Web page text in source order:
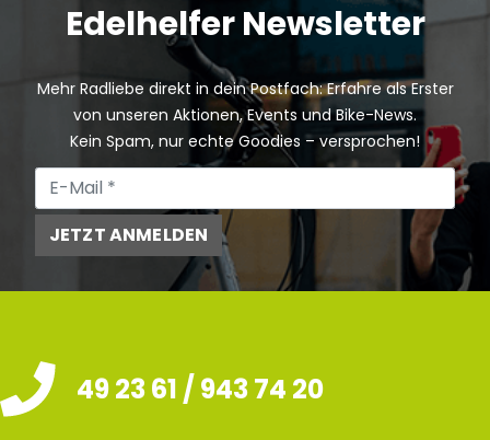
Edelhelfer Newsletter
Mehr Radliebe direkt in dein Postfach: Erfahre als Erster
von unseren Aktionen, Events und Bike-News.
Kein Spam, nur echte Goodies – versprochen!
JETZT ANMELDEN
49 23 61 / 943 74 20